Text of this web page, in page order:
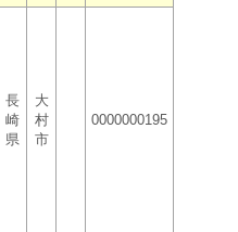
長
崎
県
大
村
市
0000000195